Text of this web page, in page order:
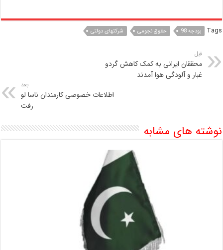
Tags بودجه 98 حقوق نجومی شرکتهای دولتی
قبل
محققان ایرانی به کمک کاهش گردو
غبار و آلودگی هوا آمدند
بعد
اطلاعات خصوصی کارمندان ناسا لو
رفت
نوشته های مشابه